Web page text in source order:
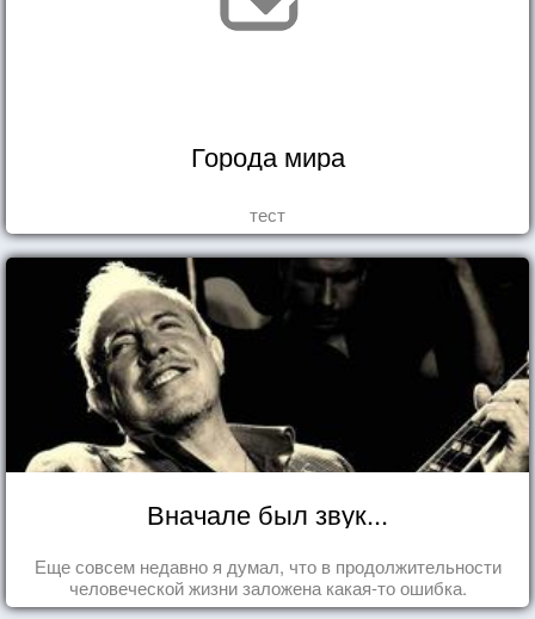
Города мира
тест
Вначале был звук...
Еще совсем недавно я думал, что в продолжительности
человеческой жизни заложена какая-то ошибка.